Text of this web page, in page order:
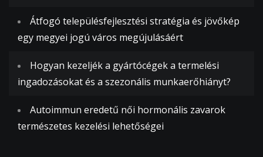
Átfogó településfejlesztési stratégia és jövőkép
egy megyei jogú város megújulásáért
Hogyan kezeljék a gyártócégek a termelési
ingadozásokat és a szezonális munkaerőhiányt?
Autoimmun eredetű női hormonális zavarok
természetes kezelési lehetőségei